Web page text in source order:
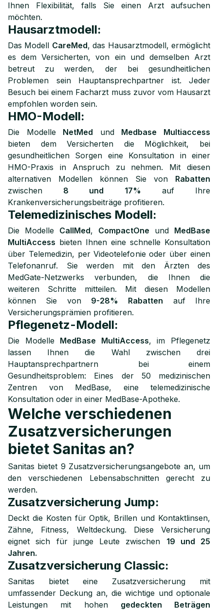
Ihnen Flexibilität, falls Sie einen Arzt aufsuchen
möchten.
Hausarztmodell:
Das Modell CareMed, das Hausarztmodell, ermöglicht
es dem Versicherten, von ein und demselben Arzt
betreut zu werden, der bei gesundheitlichen
Problemen sein Hauptansprechpartner ist. Jeder
Besuch bei einem Facharzt muss zuvor vom Hausarzt
empfohlen worden sein.
HMO-Modell:
Die Modelle NetMed und Medbase Multiaccess
bieten dem Versicherten die Möglichkeit, bei
gesundheitlichen Sorgen eine Konsultation in einer
HMO-Praxis in Anspruch zu nehmen. Mit diesen
alternativen Modellen können Sie von Rabatten
zwischen 8 und 17% auf Ihre
Krankenversicherungsbeiträge profitieren.
Telemedizinisches Modell:
Die Modelle CallMed, CompactOne und MedBase
MultiAccess bieten Ihnen eine schnelle Konsultation
über Telemedizin, per Videotelefonie oder über einen
Telefonanruf. Sie werden mit den Ärzten des
MedGate-Netzwerks verbunden, die Ihnen die
weiteren Schritte mitteilen. Mit diesen Modellen
können Sie von 9-28% Rabatten auf Ihre
Versicherungsprämien profitieren.
Pflegenetz-Modell:
Die Modelle MedBase MultiAccess, im Pflegenetz
lassen Ihnen die Wahl zwischen drei
Hauptansprechpartnern bei einem
Gesundheitsproblem: Eines der 50 medizinischen
Zentren von MedBase, eine telemedizinische
Konsultation oder in einer MedBase-Apotheke.
Welche verschiedenen
Zusatzversicherungen
bietet Sanitas an?
Sanitas bietet 9 Zusatzversicherungsangebote an, um
den verschiedenen Lebensabschnitten gerecht zu
werden.
Zusatzversicherung Jump:
Deckt die Kosten für Optik, Brillen und Kontaktlinsen,
Zähne, Fitness, Weltdeckung. Diese Versicherung
eignet sich für junge Leute zwischen 19 und 25
Jahren.
Zusatzversicherung Classic:
Sanitas bietet eine Zusatzversicherung mit
umfassender Deckung an, die wichtige und optionale
Leistungen mit hohen gedeckten Beträgen